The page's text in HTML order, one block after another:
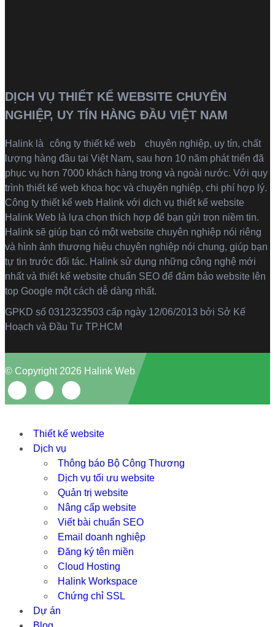
DỊCH VỤ THIẾT KẾ WEBSITE CHUYÊN
NGHIỆP, UY TÍN HÀNG ĐẦU VIỆT NAM
Halink là công ty thiết kế web
chuyên nghiệp, uy tín, chất
lượng hàng đầu tại Việt Nam, sau hơn 10 năm phát triển đã
phục vụ hơn 7000 khách hàng trong và ngoài nước. Với quy
trình thiết kế web khoa học và chuyên nghiệp, chi phí hợp lý.
Công ty thiết kế web Halink với dịch vụ thiết kế website
Halink Web là lựa chọn thích hợp để bạn gửi trọn niềm tin.
Halink sẽ giúp bạn có một website chuyên nghiệp nói riêng
và hình ảnh thương hiệu chuyên nghiệp nói chung, giúp bạn
tự tin trước đối tác. Halink sử dụng những công nghệ mới
nhất và thiết kế website chuẩn SEO để đảm bảo website lên
top Google một cách dễ dàng nhất.
GPKD số 0312323503 cấp ngày 12/06/2013 bởi Sở Kế
Hoạch và Đầu Tư TP.HCM
© Copyright 2026 Halink Web
Thiết kế website
Dịch vụ
Thông báo Bộ Công Thương
Dịch vụ tối ưu website
Quản trị website
Nâng cấp website
Viết bài chuẩn SEO
Email doanh nghiệp
Đăng ký tên miền
Cloud Hosting
Halink Workspace
Chứng chỉ SSL
Dự án